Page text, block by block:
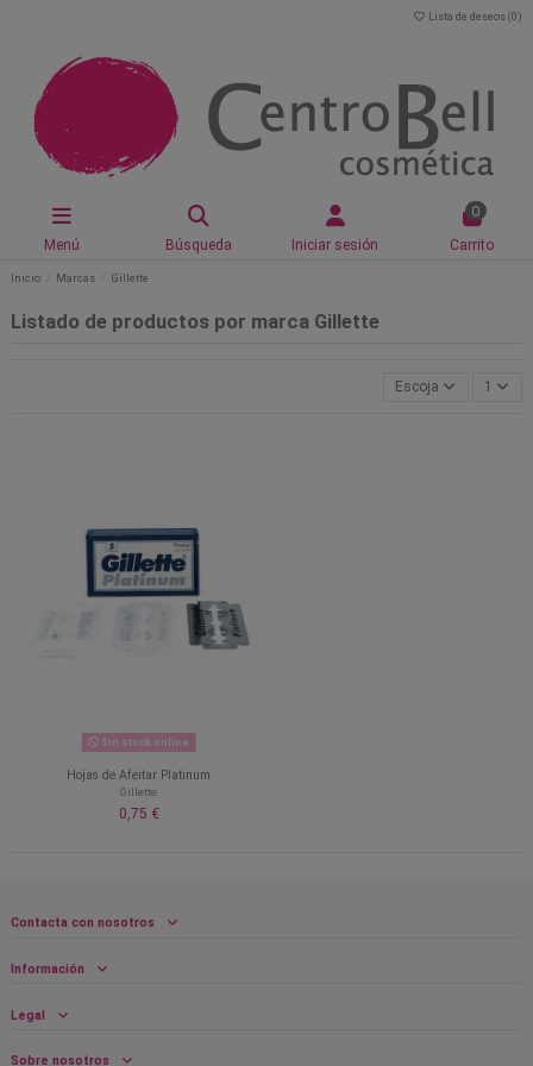
Lista de deseos (0 )
Menú Búsqueda Iniciar sesión
0
Carrito
Inicio Marcas Gillette
Listado de productos por marca Gillette
Escoja 1
Sin stock online
Hojas de Afeitar Platinum
Gillette
0,75 €
Contacta con nosotros
Información
Legal
Sobre nosotros